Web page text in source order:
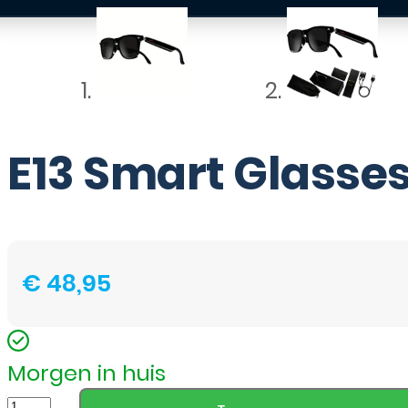
E13 Smart
€ 48,95
Morgen in huis
E13